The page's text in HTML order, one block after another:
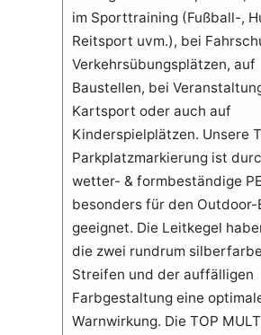
im Sporttraining (Fußball-,
Reitsport uvm.), bei
Verkehrsübungsplätzen, auf
Baustellen, bei
Kartsport oder auch auf
Kinderspielplätzen. Unsere
Parkplatzmarkierung ist
wetter- & formbeständige
besonders für den Outdoor-
geeignet. Die Leitkegel
die zwei rundrum
Streifen und der auffälligen
Farbgestaltung eine
Warnwirkung. Die TOP